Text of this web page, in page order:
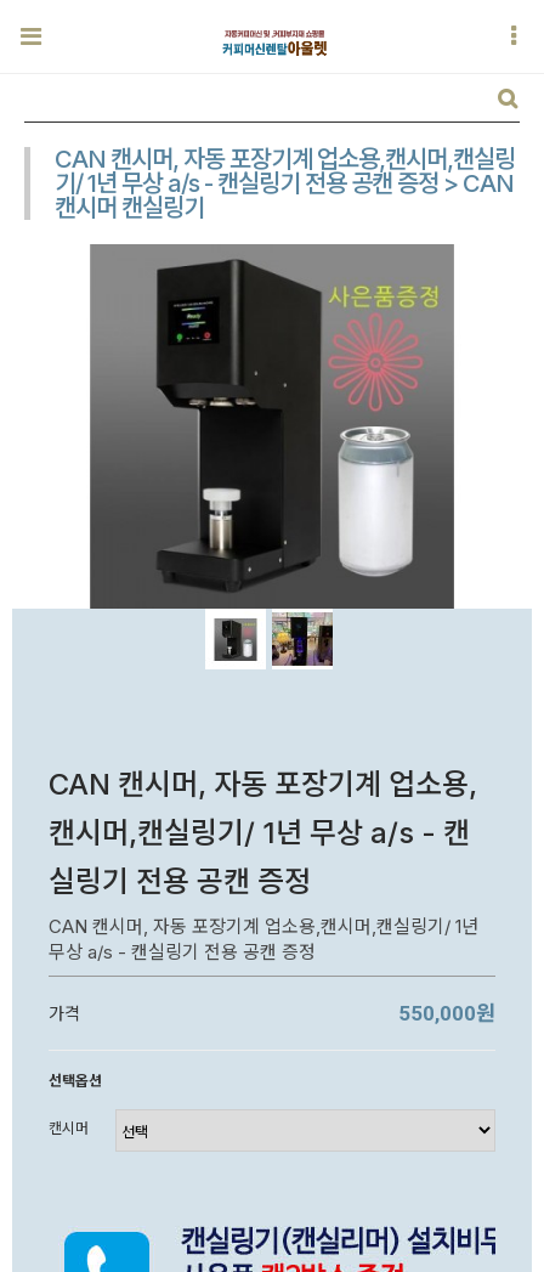
CAN 캔시머, 자동 포장기계 업소용,캔시머,캔실링
기/ 1년 무상 a/s - 캔실링기 전용 공캔 증정 > CAN
캔시머 캔실링기
CAN 캔시머, 자동 포장기계 업소용,
캔시머,캔실링기/ 1년 무상 a/s - 캔
실링기 전용 공캔 증정
CAN 캔시머, 자동 포장기계 업소용,캔시머,캔실링기/ 1년
무상 a/s - 캔실링기 전용 공캔 증정
가격 550,000원
선택옵션
캔시머